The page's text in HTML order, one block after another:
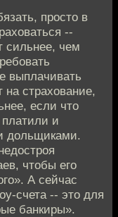
просто в
--
сильнее, чем
выплачивать
на страхование,
если что
и
дольщиками.
чтобы его
А сейчас
счета -- это для
банкиры».